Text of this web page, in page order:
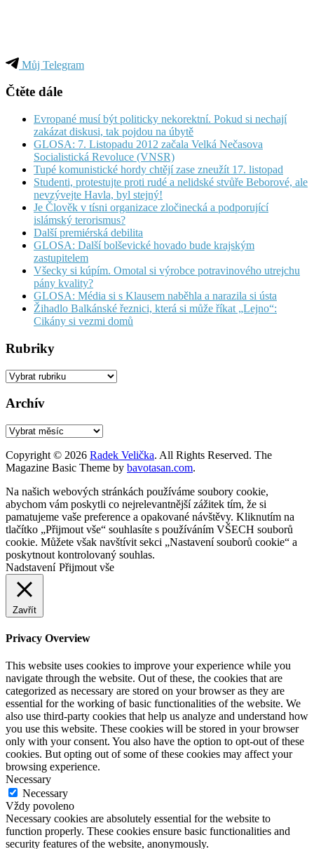
Můj Telegram
Čtěte dále
Evropané musí být politicky nekorektní. Pokud si nechají
zakázat diskusi, tak pojdou na úbytě
GLOSA: 7. Listopadu 2012 začala Velká Nečasova
Socialistická Revoluce (VNSR)
Tupé komunistické hordy chtějí zase zneužít 17. listopad
Studenti, protestujte proti rudé a nelidské stvůře Beborové, ale
nevzývejte Havla, byl stejný!
Je Člověk v tísni organizace zločinecká a podporující
islámský terorismus?
Další premiérská debilita
GLOSA: Další bolševické hovado bude krajským
zastupitelem
Všecky si kúpím. Omotal si výrobce potravinového utrejchu
pány kvality?
GLOSA: Média si s Klausem naběhla a narazila si ústa
Žihadlo Balkánské řeznici, která si může říkat „Lejno“:
Cikány si vezmi domů
Rubriky
Rubriky
Archív
Archív
Copyright © 2026 Radek Velička. All Rights Reserved. The
Magazine Basic Theme by bavotasan.com.
Na našich webových stránkách používáme soubory cookie,
abychom vám poskytli co nejrelevantnější zážitek tím, že si
pamatujeme vaše preference a opakované návštěvy. Kliknutím na
tlačítko „Přijmout vše“ souhlasíte s používáním VŠECH souborů
cookie. Můžete však navštívit sekci „Nastavení souborů cookie“ a
poskytnout kontrolovaný souhlas.
Nadstavení Přijmout vše
Zavřít
Privacy Overview
This website uses cookies to improve your experience while you
navigate through the website. Out of these, the cookies that are
categorized as necessary are stored on your browser as they are
essential for the working of basic functionalities of the website. We
also use third-party cookies that help us analyze and understand how
you use this website. These cookies will be stored in your browser
only with your consent. You also have the option to opt-out of these
cookies. But opting out of some of these cookies may affect your
browsing experience.
Necessary
Necessary
Vždy povoleno
Necessary cookies are absolutely essential for the website to
function properly. These cookies ensure basic functionalities and
security features of the website, anonymously.